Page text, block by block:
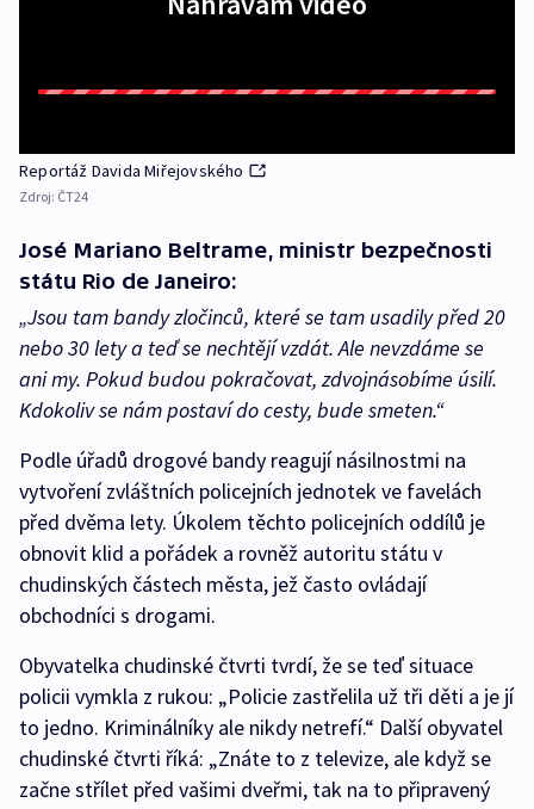
Reportáž Davida Miřejovského
Zdroj: ČT24
José Mariano Beltrame, ministr bezpečnosti
státu Rio de Janeiro:
„Jsou tam bandy zločinců, které se tam usadily před 20
nebo 30 lety a teď se nechtějí vzdát. Ale nevzdáme se
ani my. Pokud budou pokračovat, zdvojnásobíme úsilí.
Kdokoliv se nám postaví do cesty, bude smeten.“
Podle úřadů drogové bandy reagují násilnostmi na
vytvoření zvláštních policejních jednotek ve favelách
před dvěma lety. Úkolem těchto policejních oddílů je
obnovit klid a pořádek a rovněž autoritu státu v
chudinských částech města, jež často ovládají
obchodníci s drogami.
Obyvatelka chudinské čtvrti tvrdí, že se teď situace
policii vymkla z rukou: „Policie zastřelila už tři děti a je jí
to jedno. Kriminálníky ale nikdy netrefí.“ Další obyvatel
chudinské čtvrti říká: „Znáte to z televize, ale když se
začne střílet před vašimi dveřmi, tak na to připravený